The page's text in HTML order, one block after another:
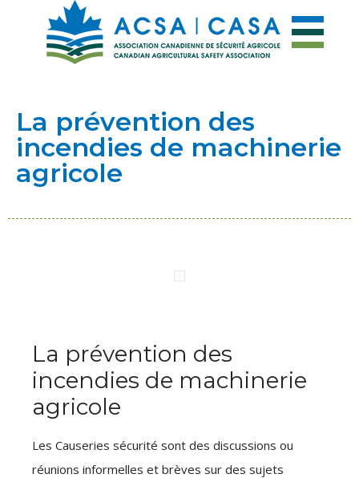
La prévention des
incendies de machinerie
agricole
La prévention des
incendies de machinerie
agricole
Les Causeries sécurité sont des discussions ou
réunions informelles et brèves sur des sujets